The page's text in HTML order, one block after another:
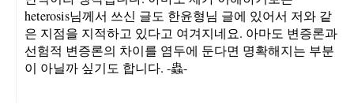
heterosis님께서 쓰신 글도 한윤형님 글에 있어서 저와 같
은 지점을 지적하고 있다고 여겨지네요. 아마도 변증론과
선험적 변증론의 차이를 염두에 둔다면 명확해지는 부분
이 아닐까 싶기도 합니다. -蟲-